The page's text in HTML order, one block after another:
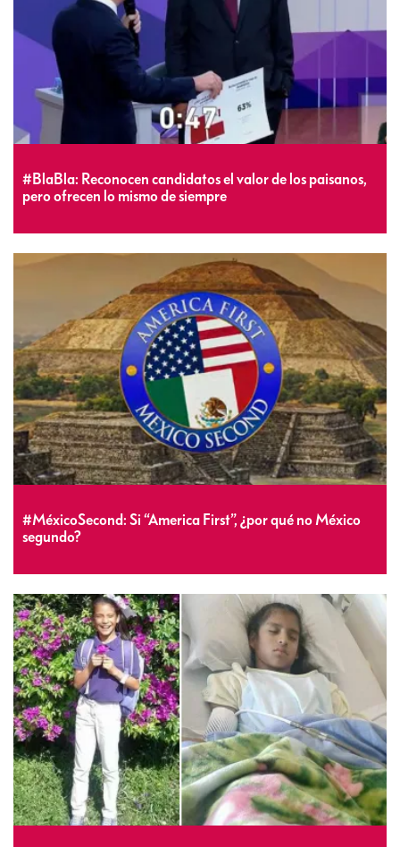
#BlaBla: Reconocen candidatos el valor de los paisanos,
pero ofrecen lo mismo de siempre
#MéxicoSecond: Si “America First”, ¿por qué no México
segundo?